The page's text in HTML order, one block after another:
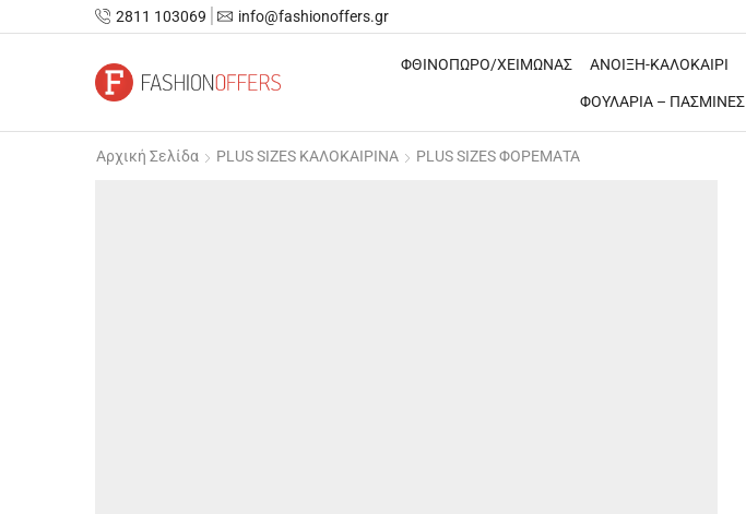
2811 103069 info@fashionoffers.gr
ΦΘΙΝΟΠΩΡΟ/ΧΕΙΜΩΝΑΣ ΑΝΟΙΞΗ-ΚΑΛΟΚΑΙΡΙ
ΦΟΥΛΑΡΙΑ – ΠΑΣΜΙΝΕΣ
Αρχική Σελίδα PLUS SIZES ΚΑΛΟΚΑΙΡΙΝΑ PLUS SIZES ΦΟΡΕΜΑΤΑ